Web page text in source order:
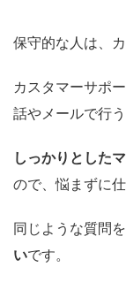
保守的な人は、
カスタマーサポー
話やメールで行う
しっかりとした
ので、悩まずに
同じような質問
いです。